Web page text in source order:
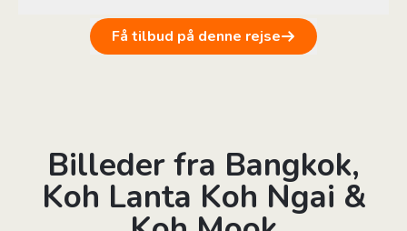
Få tilbud på denne rejse
Billeder fra Bangkok,
Koh Lanta Koh Ngai &